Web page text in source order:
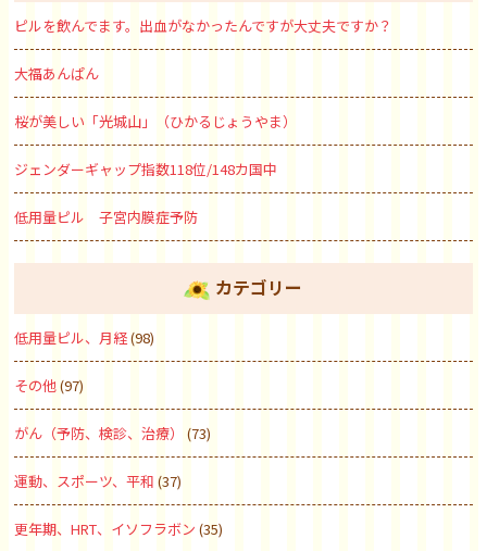
ピルを飲んでます。出血がなかったんですが大丈夫ですか？
大福あんぱん
桜が美しい「光城山」（ひかるじょうやま）
ジェンダーギャップ指数118位/148カ国中
低用量ピル 子宮内膜症予防
カテゴリー
低用量ピル、月経(98)
その他(97)
がん（予防、検診、治療） (73)
運動、スポーツ、平和 (37)
更年期、HRT、イソフラボン (35)